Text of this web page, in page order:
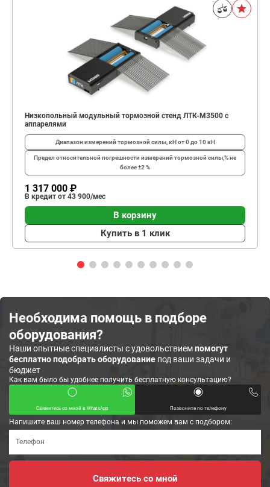
Низкопольный модульный тормозной стенд ЛТК-М3500 с
аппарелями
Диапазон измерений тормозной силы, кНот 0 до 10 кН
Предел относительной погрешности измерений тормозной силы,%не
более ±2 %
1 317 000 ₽
В кредит от 43 900/мес
В корзину
Купить в 1 клик
Необходима помощь в подборе
оборудования?
Наши опытные специалисты с удовольствиемпомогут
бесплатно подобрать оборудование под ваши задачи и
бюджет
Как вам было бы удобнее получить бесплатную консультацию?
Свяжитесь со мной в WhatsApp Позвоните по телефону
Напишите ваш номер телефона и мы поможем вам с подбором: